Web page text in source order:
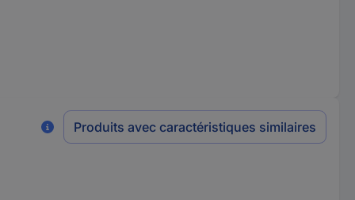
Produits avec caractéristiques similaires